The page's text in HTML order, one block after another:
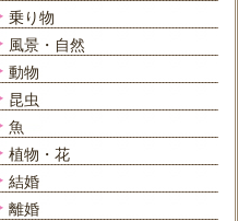
乗り物
風景・自然
動物
昆虫
魚
植物・花
結婚
離婚